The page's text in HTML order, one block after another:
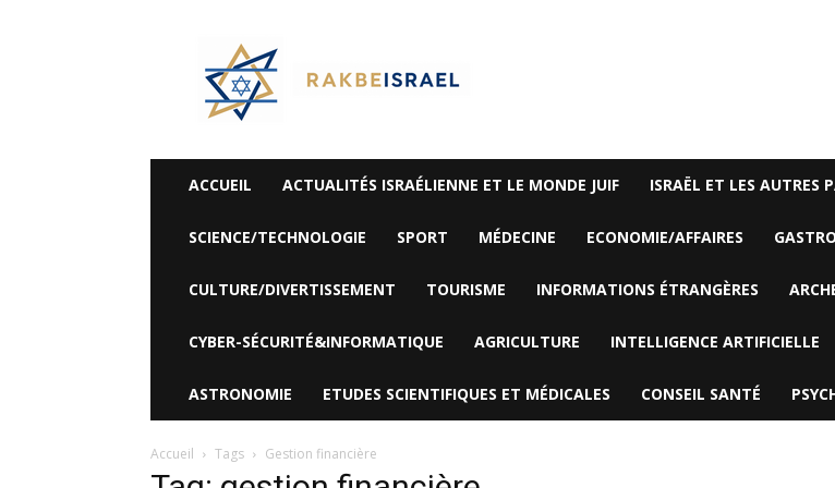
Rak
Be
Israel-
Alyaexpress-
News
ACCUEIL ACTUALITÉS ISRAÉLIENNE ET LE MONDE JUIF ISRAËL ET LES AUTRES
SCIENCE/TECHNOLOGIE SPORT MÉDECINE ECONOMIE/AFFAIRES
CULTURE/DIVERTISSEMENT TOURISME INFORMATIONS ÉTRANGÈRES
CYBER-SÉCURITÉ&INFORMATIQUE AGRICULTURE INTELLIGENCE ARTIFICIELLE
ASTRONOMIE ETUDES SCIENTIFIQUES ET MÉDICALES CONSEIL SANTÉ
Accueil Tags Gestion financière